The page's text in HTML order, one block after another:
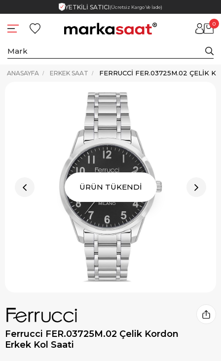
YETKİLİ SATICI(Ücretsiz Kargo Ve İade)
0
ANASAYFA ERKEK SAAT
ÜRÜN TÜKENDİ
Ferrucci FER.03725M.02 Çelik Kordon
Erkek Kol Saati